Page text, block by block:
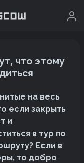
что этому
на весь
если закрыть
и
в тур по
Если в
то добро